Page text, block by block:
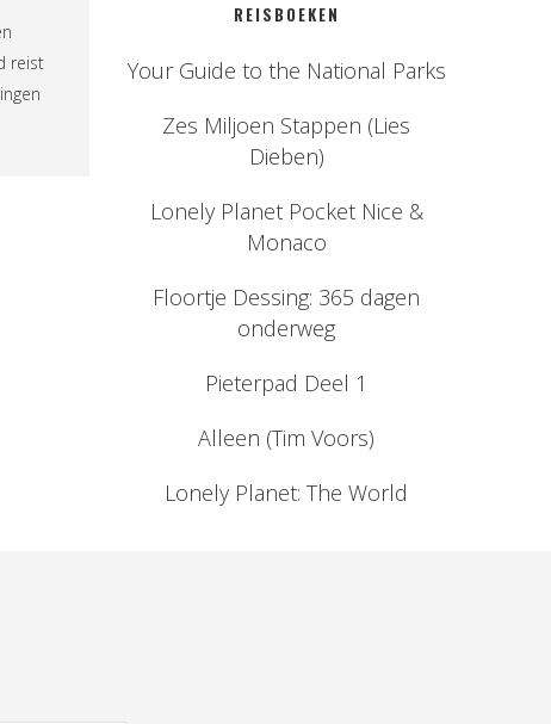
reist
REISBOEKEN
Your Guide to the National Parks
Zes Miljoen Stappen (Lies
Dieben)
Lonely Planet Pocket Nice &
Monaco
Floortje Dessing: 365 dagen
onderweg
Pieterpad Deel 1
Alleen (Tim Voors)
Lonely Planet: The World